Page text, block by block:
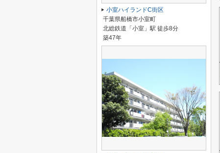
小室ハイランドC街区
千葉県船橋市小室町
北総鉄道「小室」駅 徒歩8分
築47年